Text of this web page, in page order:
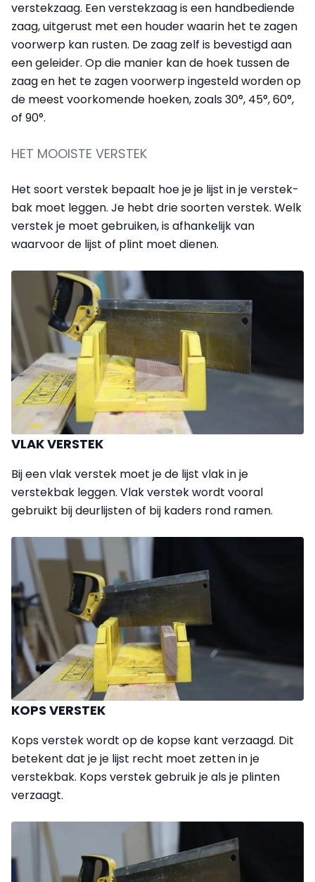
verstekzaag. Een verstekzaag is een handbediende
zaag, uitgerust met een houder waarin het te zagen
voorwerp kan rusten. De zaag zelf is bevestigd aan
een geleider. Op die manier kan de hoek tussen de
zaag en het te zagen voorwerp ingesteld worden op
de meest voorkomende hoeken, zoals 30°, 45°, 60°,
of 90°.
HET MOOISTE VERSTEK
Het soort verstek bepaalt hoe je je lijst in je verstek­
bak moet leggen. Je hebt drie soorten verstek. Welk
verstek je moet gebruiken, is afhankelijk van
waarvoor de lijst of plint moet dienen.
VLAK VERSTEK
Bij een vlak verstek moet je de lijst vlak in je
verstekbak leggen. Vlak verstek wordt vooral
gebruikt bij deurlijsten of bij kaders rond ramen.
KOPS VERSTEK
Kops verstek wordt op de kopse kant verzaagd. Dit
betekent dat je je lijst recht moet zetten in je
verstekbak. Kops verstek gebruik je als je plinten
verzaagt.